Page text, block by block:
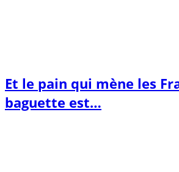
Et le pain qui mène les
baguette est…